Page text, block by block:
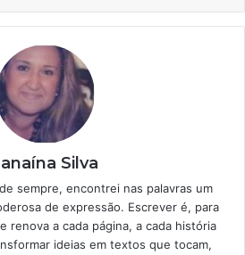
Silva
sempre, encontrei nas palavras um
de expressão. Escrever é, para
renova a cada página, a cada história
ideias em textos que tocam,